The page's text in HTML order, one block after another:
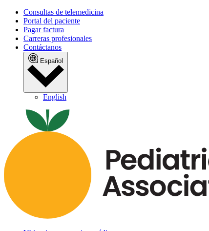
Consultas de telemedicina
Portal del paciente
Pagar factura
Carreras profesionales
Contáctanos
Español
English